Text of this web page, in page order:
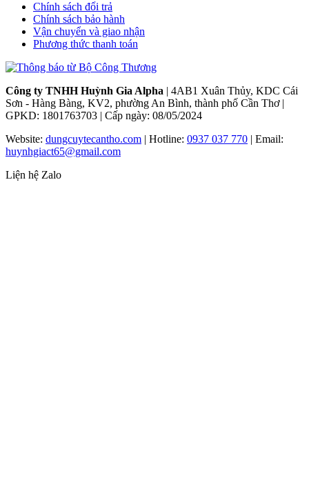
Chính sách đổi trả
Chính sách bảo hành
Vận chuyển và giao nhận
Phương thức thanh toán
Công ty TNHH Huỳnh Gia Alpha | 4AB1 Xuân Thủy, KDC Cái
Sơn - Hàng Bàng, KV2, phường An Bình, thành phố Cần Thơ |
GPKD: 1801763703 | Cấp ngày: 08/05/2024
Website: dungcuytecantho.com | Hotline: 0937 037 770 | Email:
huynhgiact65@gmail.com
Liện hệ Zalo